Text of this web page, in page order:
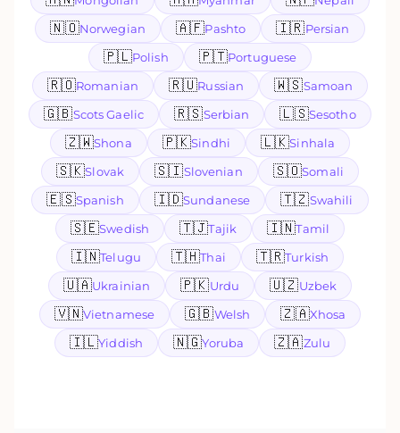
🇳🇴Norwegian 🇦🇫Pashto 🇮🇷Persian
🇵🇱Polish 🇵🇹Portuguese
🇷🇴Romanian 🇷🇺Russian 🇼🇸Samoan
🇬🇧Scots Gaelic 🇷🇸Serbian 🇱🇸Sesotho
🇿🇼Shona 🇵🇰Sindhi 🇱🇰Sinhala
🇸🇰Slovak 🇸🇮Slovenian 🇸🇴Somali
🇪🇸Spanish 🇮🇩Sundanese 🇹🇿Swahili
🇸🇪Swedish 🇹🇯Tajik 🇮🇳Tamil
🇮🇳Telugu 🇹🇭Thai 🇹🇷Turkish
🇺🇦Ukrainian 🇵🇰Urdu 🇺🇿Uzbek
🇻🇳Vietnamese 🇬🇧Welsh 🇿🇦Xhosa
🇮🇱Yiddish 🇳🇬Yoruba 🇿🇦Zulu